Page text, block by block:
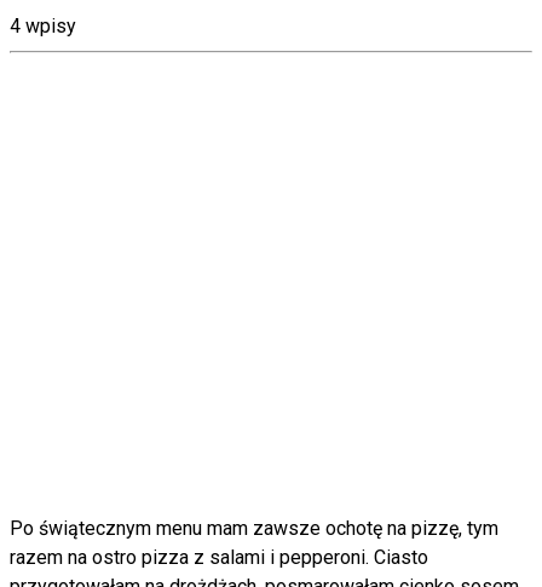
4 wpisy
Po świątecznym menu mam zawsze ochotę na pizzę, tym
razem na ostro pizza z salami i pepperoni. Ciasto